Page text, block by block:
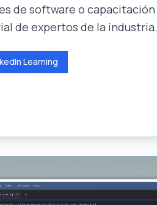
de software o capacitación
de expertos de la industria.
Learning